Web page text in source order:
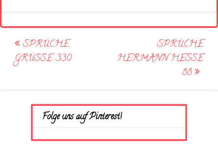
Post
navigation
SPRÜCHE
GRÜSSE 330
SPRÜCHE
HERMANN HESSE
88
Folge uns auf Pinterest!